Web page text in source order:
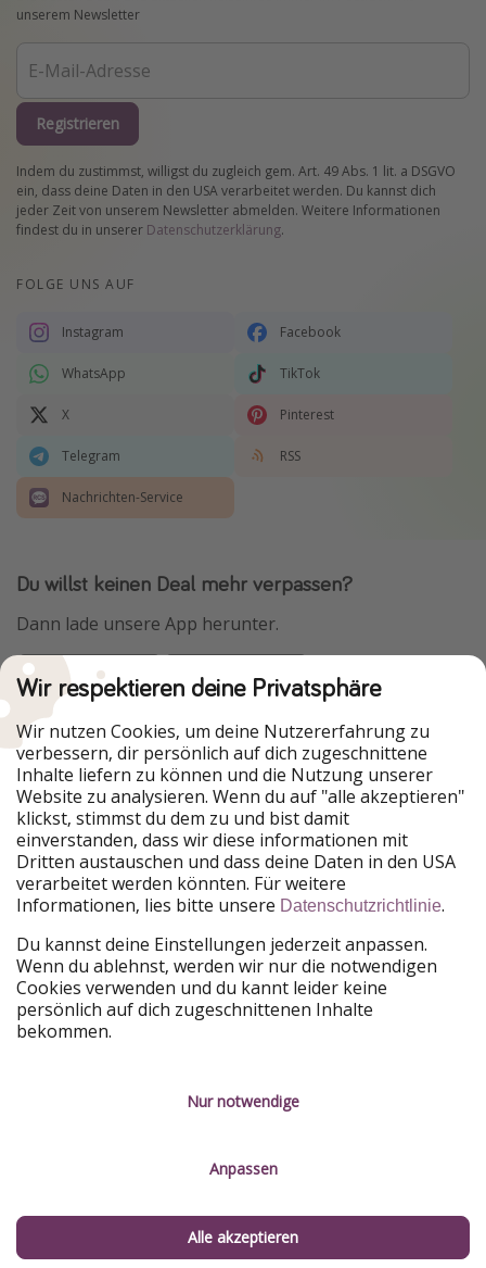
unserem Newsletter
Registrieren
Indem du zustimmst, willigst du zugleich gem. Art. 49 Abs. 1 lit. a DSGVO
ein, dass deine Daten in den USA verarbeitet werden. Du kannst dich
jeder Zeit von unserem Newsletter abmelden. Weitere Informationen
findest du in unserer Datenschutzerklärung.
FOLGE UNS AUF
Instagram Facebook
WhatsApp TikTok
X Pinterest
Telegram RSS
Nachrichten-Service
Du willst keinen Deal mehr verpassen?
Dann lade unsere App herunter.
Urlaubspiraten ist Teil der HolidayPirates Group
Unsere Märkte
PiratinViaggio
HolidayPirates
VakantiePiraten
WakacyjniPiraci
VoyagesPirates
Ferienpiraten
Urlaubspiraten
ViajerosPiratas
TravelPirates
HolidayPirates Group
Lerne uns kennen
Über uns
Nachhaltigkeit
Rechtliches
Kontakt
Service-Kontrolle
Wir respektieren deine Privatsphäre
Wir nutzen Cookies, um deine Nutzererfahrung zu
verbessern, dir persönlich auf dich zugeschnittene
Inhalte liefern zu können und die Nutzung unserer
Website zu analysieren. Wenn du auf "alle akzeptieren"
klickst, stimmst du dem zu und bist damit
einverstanden, dass wir diese informationen mit
Dritten austauschen und dass deine Daten in den USA
verarbeitet werden könnten. Für weitere
Informationen, lies bitte unsere Datenschutzrichtlinie.
Du kannst deine Einstellungen jederzeit anpassen.
Wenn du ablehnst, werden wir nur die notwendigen
Cookies verwenden und du kannt leider keine
persönlich auf dich zugeschnittenen Inhalte
bekommen.
Nur notwendige
Anpassen
Alle akzeptieren